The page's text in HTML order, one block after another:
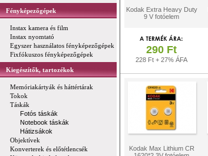
Fényképezőgépek
Instax kamera és film
Instax nyomtató
Egyszer használatos fényképezőgépek
Fixfókuszos fényképezőgépek
Kiegészítők, tartozékok
Memóriakártyák és háttértárak
Tokok
Táskák
Fotós táskák
Notebook táskák
Hátizsákok
Objektívek
Konverterek és előtétlencsék
Kodak Extra Heavy Duty
9 V fotóelem
290 Ft
228 Ft + 27% ÁFA
Kodak Max Lithium CR